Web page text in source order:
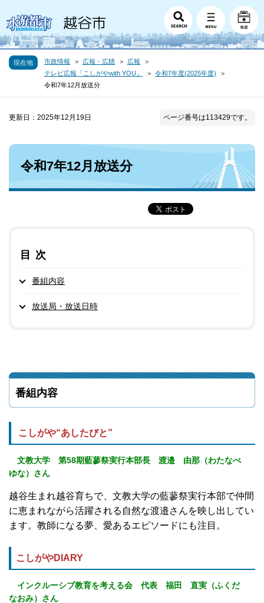
現在地 市政情報 広報・広聴
広報
テレビ広報「こしがやwith YOU」
令和7年度(2025年度)
令和7年12月放送分
更新日：2025年12月19日 ページ番号は113429です。
令和7年12月放送分
目次
番組内容
放送局・放送日時
番組内容
こしがや“あしたびと”
文教大学 第58期藍蓼祭実行本部長 渡邉 由那（わたなべ
ゆな）さん
越谷生まれ越谷育ちで、文教大学の藍蓼祭実行本部で仲間
に恵まれながら活躍される自然な渡邉さんを映し出してい
ます。教師になる夢、愛あるエピソードにも注目。
こしがやDIARY
インクルーシブ教育を考える会 代表 福田 直実（ふくだ
なおみ）さん